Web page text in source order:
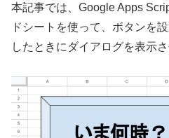
本記事では、Google Apps
ドシートを使って、ボタンを
したときにダイアログを表示